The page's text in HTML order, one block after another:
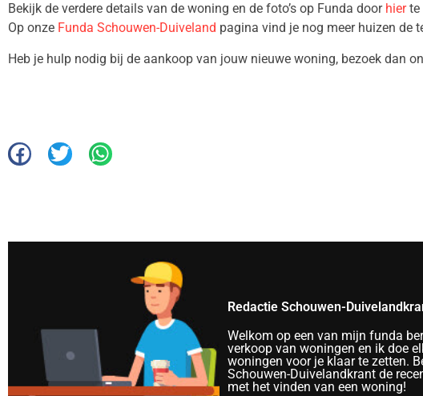
Bekijk de verdere details van de woning en de foto’s op Funda door hierte
Op onze Funda Schouwen-Duiveland pagina vind je nog meer huizen de
Heb je hulp nodig bij de aankoop van jouw nieuwe woning, bezoek dan
Redactie Schouwen-
Welkom op een van mijn funda
verkoop van woningen en ik doe
woningen voor je klaar te zetten.
Schouwen-Duivelandkrant de
met het vinden van een woning!